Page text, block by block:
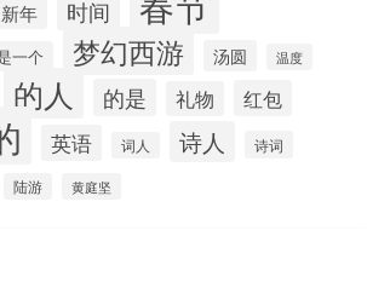
新年 时间
一个 梦幻西游 汤圆 温度
的人 的是 礼物 红包
英语 词人 诗人 诗词
陆游 黄庭坚